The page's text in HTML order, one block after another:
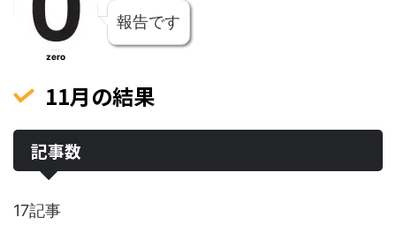
zero
報告です
11月の結果
記事数
17記事